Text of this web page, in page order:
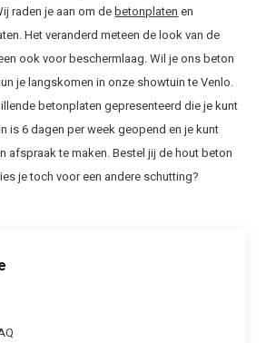
raden je aan om debetonplaten en
Het veranderd meteen de look van de
ook voor beschermlaag. Wil je ons beton
je langskomen in onze showtuin te Venlo.
betonplaten gepresenteerd die je kunt
is 6 dagen per week geopend en je kunt
afspraak te maken. Bestel jij de hout beton
je toch voor een andere schutting?